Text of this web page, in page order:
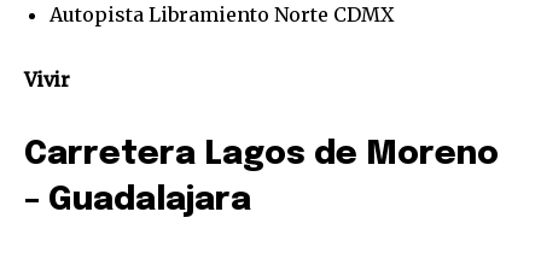
Únete a nuestra comunidad de
y da click en el botón de "suscribir". No te preocupes,
Autopista Libramiento Norte CDMX
Vivir
Carretera Lagos de Moreno
– Guadalajara